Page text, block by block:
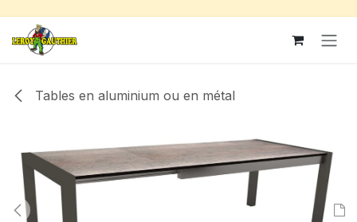
Se rendre au contenu
Tables en aluminium ou en métal